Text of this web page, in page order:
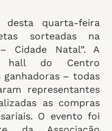
desta quarta-feira
sorteadas na
Cidade Natal”. A
hall do Centro
ganhadoras – todas
representantes
as compras
O evento foi